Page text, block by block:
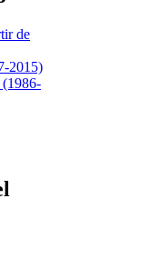
de
2015)
(1986-